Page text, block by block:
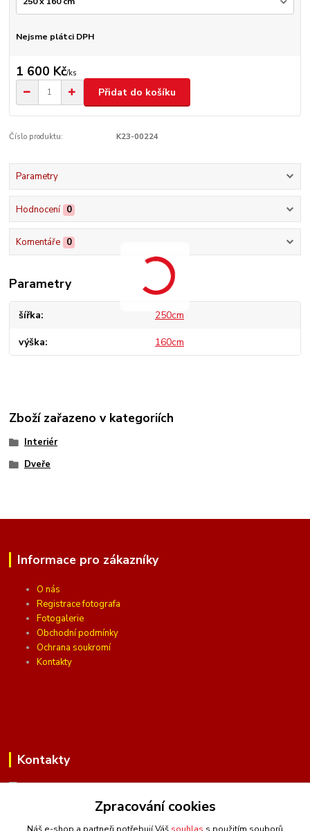
Nejsme plátci DPH
1 600 Kč/ks
Přidat do košíku
Číslo produktu: K23-00224
Parametry
Hodnocení 0
Komentáře 0
Parametry
šířka 250cm
výška 160cm
Zboží zařazeno v kategoriích
Interiér
Dveře
Informace pro zákazníky
O nás
Registrace fotografa
Fotogalerie
Obchodní podmínky
Ochrana soukromí
Kontakty
Kontakty
(Po-Pá, 10 - 16 hod.)
Zpracování cookies